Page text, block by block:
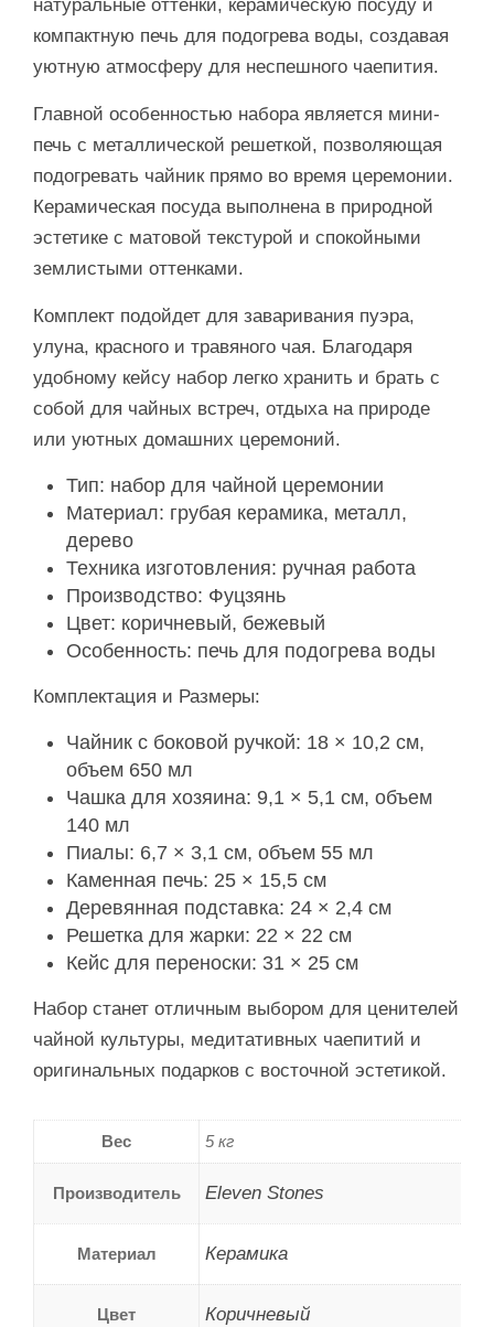
натуральные оттенки, керамическую посуду и
компактную печь для подогрева воды, создавая
уютную атмосферу для неспешного чаепития.
Главной особенностью набора является мини-
печь с металлической решеткой, позволяющая
подогревать чайник прямо во время церемонии.
Керамическая посуда выполнена в природной
эстетике с матовой текстурой и спокойными
землистыми оттенками.
Комплект подойдет для заваривания пуэра,
улуна, красного и травяного чая. Благодаря
удобному кейсу набор легко хранить и брать с
собой для чайных встреч, отдыха на природе
или уютных домашних церемоний.
Тип: набор для чайной церемонии
Материал: грубая керамика, металл,
дерево
Техника изготовления: ручная работа
Производство: Фуцзянь
Цвет: коричневый, бежевый
Особенность: печь для подогрева воды
Комплектация и Размеры:
Чайник с боковой ручкой: 18 × 10,2 см,
объем 650 мл
Чашка для хозяина: 9,1 × 5,1 см, объем
140 мл
Пиалы: 6,7 × 3,1 см, объем 55 мл
Каменная печь: 25 × 15,5 см
Деревянная подставка: 24 × 2,4 см
Решетка для жарки: 22 × 22 см
Кейс для переноски: 31 × 25 см
Набор станет отличным выбором для ценителей
чайной культуры, медитативных чаепитий и
оригинальных подарков с восточной эстетикой.
Вес 5 кг
Производитель Eleven Stones
Материал Керамика
Цвет Коричневый